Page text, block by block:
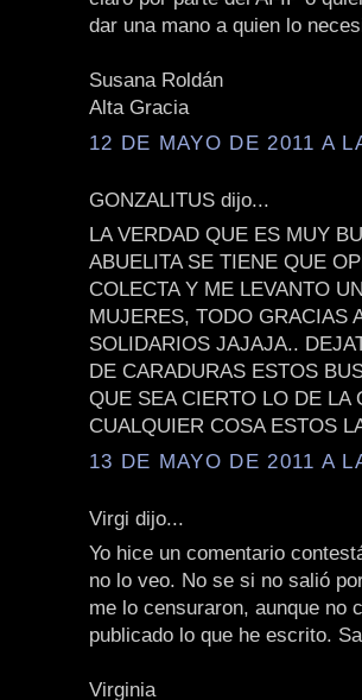
dar una mano a quien lo
Susana Roldán
Alta Gracia
12 DE MAYO DE 2011 A
GONZALITUS dijo...
LA VERDAD QUE ES MUY
ABUELITA SE TIENE QUE
COLECTA Y ME LEVANTO
MUJERES, TODO GRACIAS
SOLIDARIOS JAJAJA..
DE CARADURAS ESTOS
QUE SEA CIERTO LO DE LA
CUALQUIER COSA ESTOS
13 DE MAYO DE 2011 A
Virgi dijo...
Yo hice un comentario
no lo veo. No se si no salió
me lo censuraron, aunque no
publicado lo que he escrito.
Virginia